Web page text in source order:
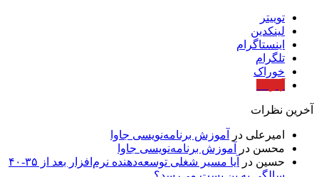
توییتر
لینکدین
اینستاگرام
تلگرام
خوراک
آخرین نظرات
امیرعلی در
آموزش برنامه‌نویسی جاوا
محسن در
آموزش برنامه‌نویسی جاوا
حسین در
آیا مسیر شغلی توسعه‌دهنده نرم‌افزار بعد از ۳۵-۴۰